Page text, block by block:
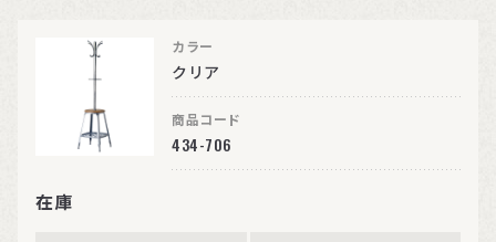
カラー
クリア
商品コード
434-706
在庫